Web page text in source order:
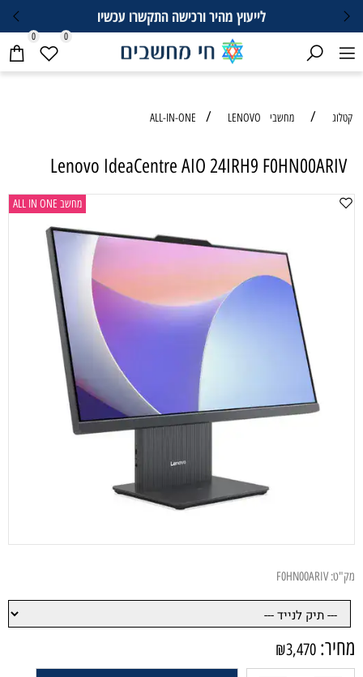
לייעוץ מהיר ורכישה התקשרו עכשיו
0 0
קטלוג / מחשבי ALL-IN-ONE / LENOVO
Lenovo IdeaCentre AIO 24IRH9 F0HN00ARIV
מחשב ALL IN ONE
מק"ט: F0HN00ARIV
מחיר: ₪3,470